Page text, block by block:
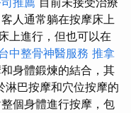
客人通常躺在按摩床上
上進行，但也可以在
中整骨神醫服務 推拿
身體鍛煉的結合，其
淋巴按摩和穴位按摩的
個身體進行按摩，包